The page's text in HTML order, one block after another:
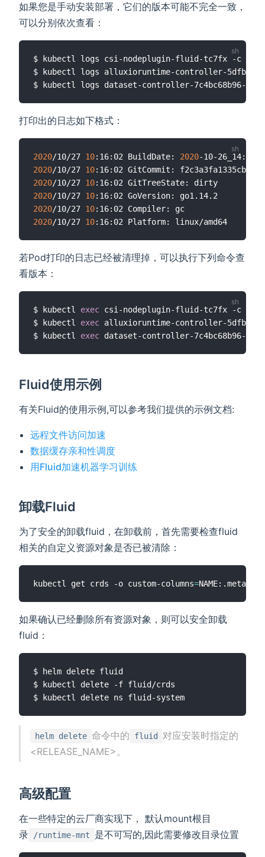
如果您是手动安装部署，它们的版本可能不完全一致，
可以分别依次查看：
$ kubectl logs csi-nodeplugin-fluid-tc7fx -c
$ kubectl logs alluxioruntime-controller-
$ kubectl logs dataset-controller-7c4bc68b96-
打印出的日志如下格式：
2020/10/27 10:16:02 BuildDate: 2020
2020/10/27 10
2020/10/27 10
2020/10/27 10
2020/10/27 10
2020/10/27 10
若Pod打印的日志已经被清理掉，可以执行下列命令查
看版本：
$ kubectl exec csi-nodeplugin-fluid-tc7fx -c
$ kubectl exec alluxioruntime-controller-
$ kubectl exec
Fluid使用示例
有关Fluid的使用示例,可以参考我们提供的示例文档:
远程文件访问加速
数据缓存亲和性调度
用Fluid加速机器学习训练
卸载Fluid
为了安全的卸载fluid，在卸载前，首先需要检查fluid
相关的自定义资源对象是否已被清除：
kubectl get crds -o custom-columns=
如果确认已经删除所有资源对象，则可以安全卸载
fluid：
$ helm delete fluid
$ kubectl delete -f fluid/crds
helm delete 命令中的 fluid
对应安装时指定的
<RELEASE_NAME>。
高级配置
在一些特定的云厂商实现下， 默认mount根目
录
/runtime-mnt 是不可写的,因此需要修改目录位置